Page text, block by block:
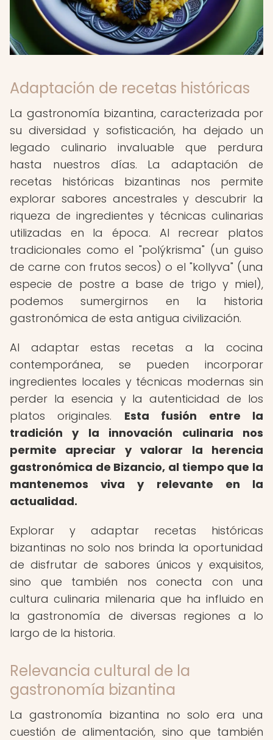
Adaptación de recetas históricas
La gastronomía bizantina, caracterizada por
su diversidad y sofisticación, ha dejado un
legado culinario invaluable que perdura
hasta nuestros días. La adaptación de
recetas históricas bizantinas nos permite
explorar sabores ancestrales y descubrir la
riqueza de ingredientes y técnicas culinarias
utilizadas en la época. Al recrear platos
tradicionales como el "polýkrisma" (un guiso
de carne con frutos secos) o el "kollyva" (una
especie de postre a base de trigo y miel),
podemos sumergirnos en la historia
gastronómica de esta antigua civilización.
Al adaptar estas recetas a la cocina
contemporánea, se pueden incorporar
ingredientes locales y técnicas modernas sin
perder la esencia y la autenticidad de los
platos originales. Esta fusión entre la
tradición y la innovación culinaria nos
permite apreciar y valorar la herencia
gastronómica de Bizancio, al tiempo que la
mantenemos viva y relevante en la
actualidad.
Explorar y adaptar recetas históricas
bizantinas no solo nos brinda la oportunidad
de disfrutar de sabores únicos y exquisitos,
sino que también nos conecta con una
cultura culinaria milenaria que ha influido en
la gastronomía de diversas regiones a lo
largo de la historia.
Relevancia cultural de la
gastronomía bizantina
La gastronomía bizantina no solo era una
cuestión de alimentación, sino que también